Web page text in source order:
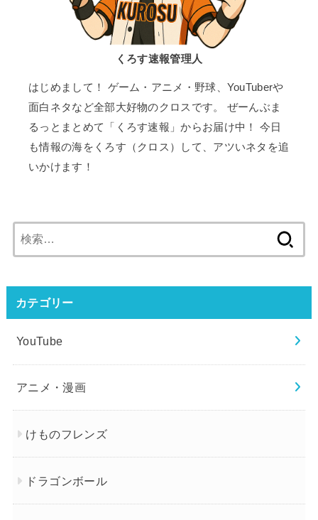
くろす速報管理人
はじめまして！ ゲーム・アニメ・野球、YouTuberや
面白ネタなど全部大好物のクロスです。 ぜーんぶま
るっとまとめて「くろす速報」からお届け中！ 今日
も情報の海をくろす（クロス）して、アツいネタを追
いかけます！
索:
カテゴリー
YouTube
アニメ・漫画
けものフレンズ
ドラゴンボール